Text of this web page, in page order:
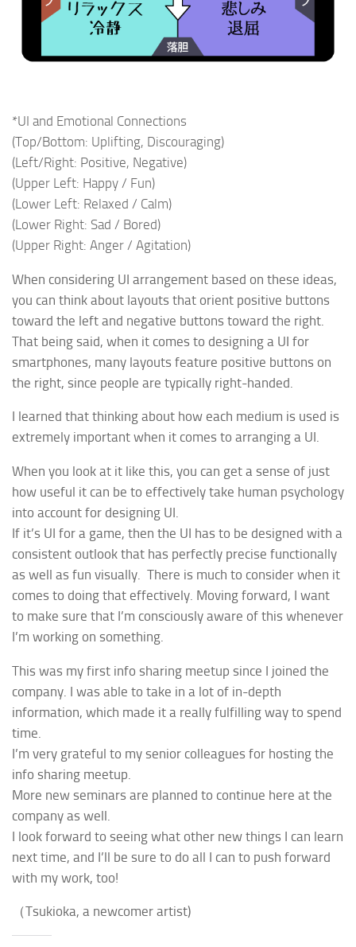
*UI and Emotional Connections
(Top/Bottom: Uplifting, Discouraging)
(Left/Right: Positive, Negative)
(Upper Left: Happy / Fun)
(Lower Left: Relaxed / Calm)
(Lower Right: Sad / Bored)
(Upper Right: Anger / Agitation)
When considering UI arrangement based on these ideas,
you can think about layouts that orient positive buttons
toward the left and negative buttons toward the right.
That being said, when it comes to designing a UI for
smartphones, many layouts feature positive buttons on
the right, since people are typically right-handed.
I learned that thinking about how each medium is used is
extremely important when it comes to arranging a UI.
When you look at it like this, you can get a sense of just
how useful it can be to effectively take human psychology
into account for designing UI.
If it’s UI for a game, then the UI has to be designed with a
consistent outlook that has perfectly precise functionally
as well as fun visually. There is much to consider when it
comes to doing that effectively. Moving forward, I want
to make sure that I’m consciously aware of this whenever
I’m working on something.
This was my first info sharing meetup since I joined the
company. I was able to take in a lot of in-depth
information, which made it a really fulfilling way to spend
time.
I’m very grateful to my senior colleagues for hosting the
info sharing meetup.
More new seminars are planned to continue here at the
company as well.
I look forward to seeing what other new things I can learn
next time, and I’ll be sure to do all I can to push forward
with my work, too!
（Tsukioka, a newcomer artist)